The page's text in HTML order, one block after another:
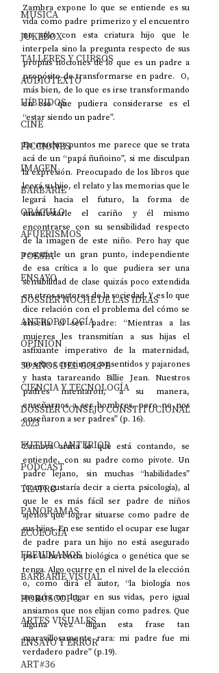
MÚSICA
JUKEBOX
TALLERES Y CURSOS
AUDIOTEXTO
HÍBRIDOS
CINE
FICCIONES
IMAGEN
BARBARIE
ORÁCULO
AFUERISMOS
POESÍA
ENSAYO
DOSSIER NOCHE DE LAS IDEAS
ANTROPOLOGÍA
OPINIÓN
50 AÑOS DEL GOLPE
CIENCIA Y TECNOLOGÍA
DOSSIER CONSEJO CONSTITUCIONAL
2023
FUTURO ANTERIOR
PODCAST
TEATRO
PANORAMAS
ECOLOGÍA
FREUDIANOS
BARBARIE VISUAL
HORÓSCOPO
ARTES VISUALES
ENSAYO Y ERROR
ART#36
Zambra expone lo que se entiende es su
vida como padre primerizo y el encuentro
no sólo con esta criatura hijo que le
interpela sino la pregunta respecto de sus
propias nociones de lo que es un padre a
propósito de transformarse en padre.  O,
más bien, de lo que es irse transformando
en eso que pudiera considerarse es el
“estar siendo un padre”.
En muchos puntos me parece que se trata
acá de un “papá ñuñoino”, si me disculpan
la expresión. Preocupado de los libros que
leerá su hijo, el relato y las memorias que le
legará hacia el futuro, la forma de
manifestarle el cariño y él mismo
encontrarse con su sensibilidad respecto
de la imagen de este niño. Pero hay que
rescatarle un gran punto, independiente
de esa crítica a lo que pudiera ser una
sensibilidad de clase quizás poco extendida
en otros sectores de la sociedad. Y es lo que
dice relación con el problema del cómo se
enseña el ser padre: “Mientras a las
mujeres les transmitían a sus hijas el
asfixiante imperativo de la maternidad,
nosotros crecimos consentidos y pajarones
y hasta tarareando Billie Jean. Nuestros
padres intentaron, a su manera,
enseñarnos a ser hombres, pero no nos
enseñaron a ser padres” (p. 16).
Zambra arma lo que está contando, se
entiende, con su padre como pivote. Un
padre lejano, sin muchas “habilidades”
(como gustaría decir a cierta psicología), al
que le es más fácil ser padre de niños
ajenos que lograr situarse como padre de
sus hijos. En ese sentido el ocupar ese lugar
de padre para un hijo no está asegurado
por la herencia biológica o genética que se
tenga. Algo ocurre en el nivel de la elección
o, como dirá el autor, “la biología nos
asegura un lugar en sus vidas, pero igual
ansiamos que nos elijan como padres. Que
alguna vez digan esta frase tan
maravillosamente rara: mi padre fue mi
verdadero padre” (p.19).